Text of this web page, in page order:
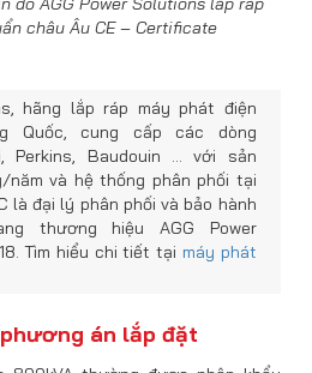
châu Âu CE – Certificate
hãng lắp ráp máy phát điện
Quốc, cung cấp các dòng
Perkins, Baudouin … với sản
năm và hệ thống phân phối tại
là đại lý phân phối và bảo hành
thương hiệu AGG Power
Tìm hiểu chi tiết tại máy phát
án lắp đặt